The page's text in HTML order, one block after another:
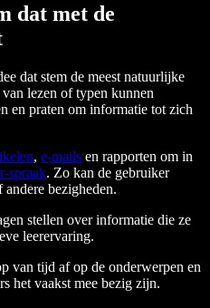
dat met de
dat stem de meest natuurlijke
lezen of typen kunnen
en praten om informatie tot zich
, e-mails en rapporten om in
spraak. Zo kan de gebruiker
bezigheden.
stellen over informatie die ze
leerervaring.
van tijd af op de onderwerpen en
het vaakst mee bezig zijn.